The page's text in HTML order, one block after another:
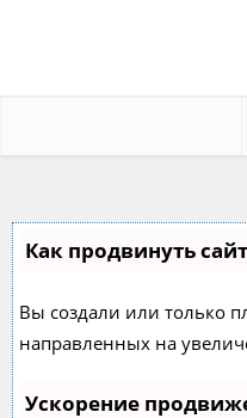
Как продвинуть
Вы создали или только
направленных на
Ускорение